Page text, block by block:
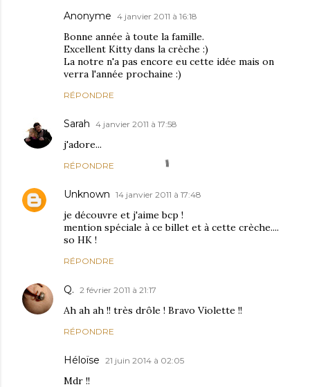
Anonyme 4 janvier 2011 à 16:18
Bonne année à toute la famille.
Excellent Kitty dans la crèche :)
La notre n'a pas encore eu cette idée mais on
verra l'année prochaine :)
RÉPONDRE
Sarah 4 janvier 2011 à 17:58
j'adore...
RÉPONDRE
Unknown 14 janvier 2011 à 17:48
je découvre et j'aime bcp !
mention spéciale à ce billet et à cette crèche....
so HK !
RÉPONDRE
Q. 2 février 2011 à 21:17
Ah ah ah !! très drôle ! Bravo Violette !!
RÉPONDRE
Héloïse 21 juin 2014 à 02:05
Mdr !!